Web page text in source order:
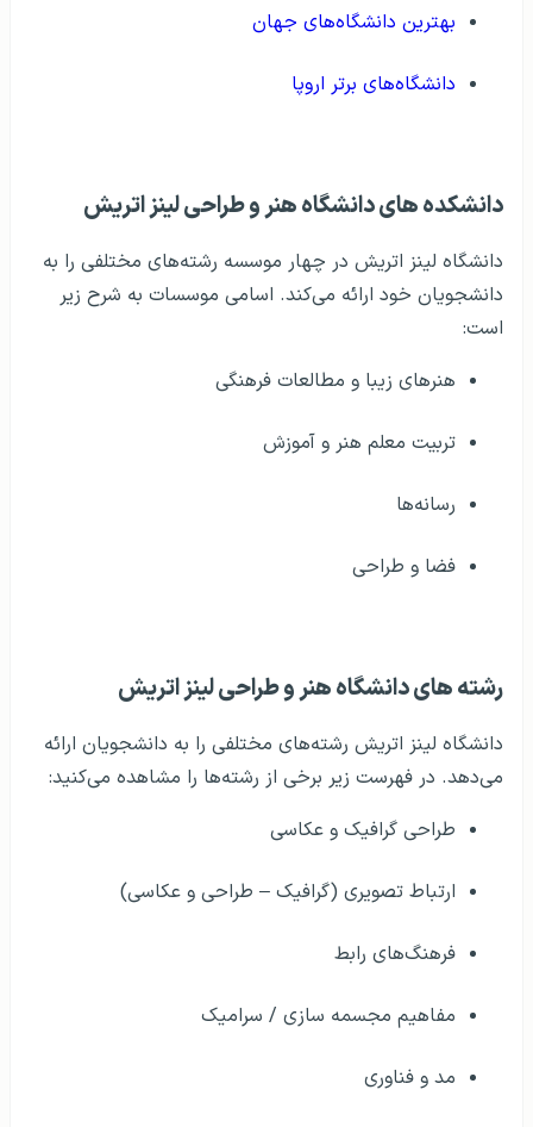
بهترین دانشگاه‌های جهان
دانشگاه‌های برتر اروپا
دانشکده‌ های دانشگاه هنر و طراحی لینز اتریش
دانشگاه لینز اتریش در چهار موسسه رشته‌های مختلفی را به
دانشجویان خود ارائه می‌کند. اسامی موسسات به شرح زیر
است:
هنرهای زیبا و مطالعات فرهنگی
تربیت معلم هنر و آموزش
رسانه‌ها
فضا و طراحی
رشته های دانشگاه هنر و طراحی لینز اتریش
دانشگاه لینز اتریش رشته‌های مختلفی را به دانشجویان ارائه
می‌دهد. در فهرست زیر برخی از رشته‌ها را مشاهده می‌کنید:
طراحی گرافیک و عکاسی
ارتباط تصویری (گرافیک – طراحی و عکاسی)
فرهنگ‌های رابط
مفاهیم مجسمه سازی / سرامیک
مد و فناوری